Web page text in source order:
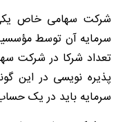
شرکت سهامی خاص
سرمایه آن توسط
تعداد شرکا در شرکت
سرمایه باید در یک